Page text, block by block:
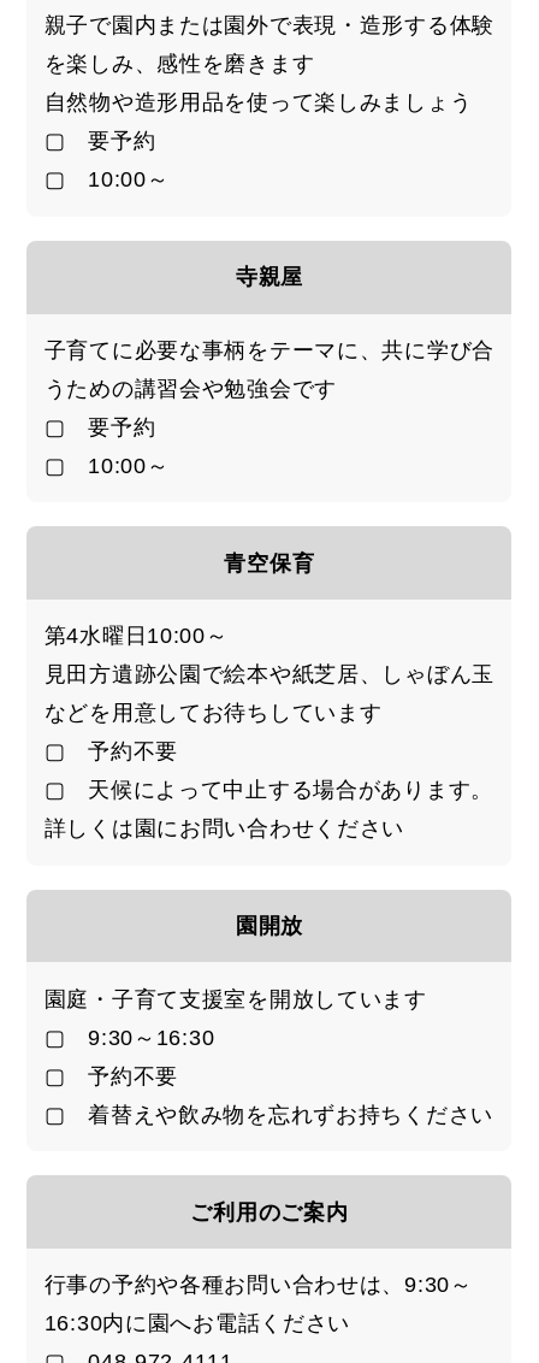
親子で園内または園外で表現・造形する体験
を楽しみ、感性を磨きます
自然物や造形用品を使って楽しみましょう
▢ 要予約
▢ 10:00～
寺親屋
子育てに必要な事柄をテーマに、共に学び合
うための講習会や勉強会です
▢ 要予約
▢ 10:00～
青空保育
第4水曜日10:00～
見田方遺跡公園で絵本や紙芝居、しゃぼん玉
などを用意してお待ちしています
▢ 予約不要
▢ 天候によって中止する場合があります。
詳しくは園にお問い合わせください
園開放
園庭・子育て支援室を開放しています
▢ 9:30～16:30
▢ 予約不要
▢ 着替えや飲み物を忘れずお持ちください
ご利用のご案内
行事の予約や各種お問い合わせは、9:30～
16:30内に園へお電話ください